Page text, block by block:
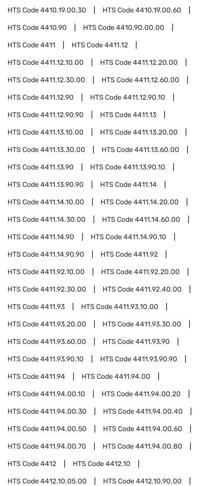
HTS Code4410.19.00.30 HTS Code4410.19.00.60
HTS Code4410.90 HTS Code4410.90.00.00
HTS Code4411 HTS Code4411.12
HTS Code4411.12.10.00 HTS Code4411.12.20.00
HTS Code4411.12.30.00 HTS Code4411.12.60.00
HTS Code4411.12.90 HTS Code4411.12.90.10
HTS Code4411.12.90.90 HTS Code4411.13
HTS Code4411.13.10.00 HTS Code4411.13.20.00
HTS Code4411.13.30.00 HTS Code4411.13.60.00
HTS Code4411.13.90 HTS Code4411.13.90.10
HTS Code4411.13.90.90 HTS Code4411.14
HTS Code4411.14.10.00 HTS Code4411.14.20.00
HTS Code4411.14.30.00 HTS Code4411.14.60.00
HTS Code4411.14.90 HTS Code4411.14.90.10
HTS Code4411.14.90.90 HTS Code4411.92
HTS Code4411.92.10.00 HTS Code4411.92.20.00
HTS Code4411.92.30.00 HTS Code4411.92.40.00
HTS Code4411.93 HTS Code4411.93.10.00
HTS Code4411.93.20.00 HTS Code4411.93.30.00
HTS Code4411.93.60.00 HTS Code4411.93.90
HTS Code4411.93.90.10 HTS Code4411.93.90.90
HTS Code4411.94 HTS Code4411.94.00
HTS Code4411.94.00.10 HTS Code4411.94.00.20
HTS Code4411.94.00.30 HTS Code4411.94.00.40
HTS Code4411.94.00.50 HTS Code4411.94.00.60
HTS Code4411.94.00.70 HTS Code4411.94.00.80
HTS Code4412 HTS Code4412.10
HTS Code4412.10.05.00 HTS Code4412.10.90.00